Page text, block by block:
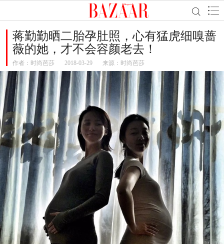
蒋勤勤晒二胎孕肚照，心有猛虎细嗅蔷
薇的她，才不会容颜老去！
作者： 时尚芭莎 2018-03-29 来源：时尚芭莎